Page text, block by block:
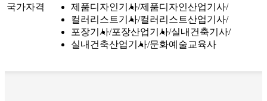
국가자격
제품디자인기사 제품디자인산업기사
컬러리스트기사 컬러리스트산업기사
포장기사 포장산업기사 실내건축기사
실내건축산업기사 문화예술교육사